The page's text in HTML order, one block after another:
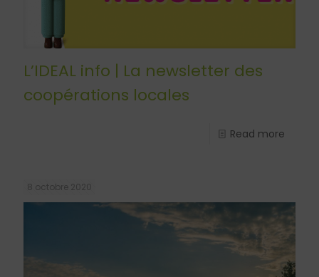
L’IDEAL info | La newsletter des
coopérations locales
Read more
8 octobre 2020